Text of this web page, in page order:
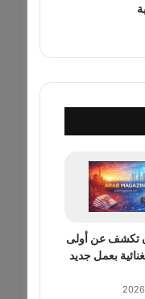
تكشف عن أولى
بعمل جديد